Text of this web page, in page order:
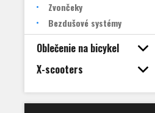
Zvončeky
Bezdušové systémy
Oblečenie na bicykel
X-scooters